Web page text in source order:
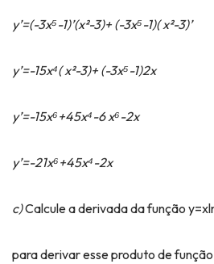
y’=(-3x⁵-1)’(x²-3)+ (-3x⁵-1)( x²-3)’
y’=-15x⁴( x²-3)+ (-3x⁵-1)2x
y’=-15x⁶+45x⁴-6 x⁶-2x
y’=-21x⁶+45x⁴-2x
c)Calcule a derivada da função
para derivar esse produto de